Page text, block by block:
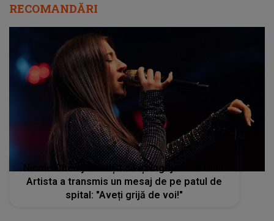
RECOMANDĂRI
Nicole Cherry a reușit să își îngrijoreze fanii.
Artista a transmis un mesaj de pe patul de
spital: "Aveți grijă de voi!"